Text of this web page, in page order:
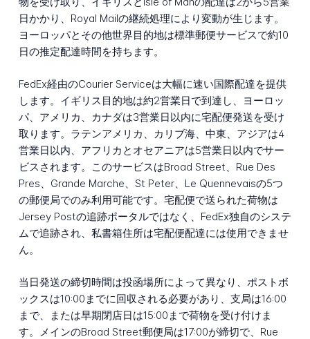
日かかり、Royal Mailの継続処理により変動が生じます。
ヨーロッパとその他世界目的地は標準郵便サービスで約10
日の推定配達時間を持ちます。
FedEx経由のCourier Serviceは大幅に速い国際配達を提供
します。イギリス目的地は約2営業日で到達し、ヨーロッ
パ、アメリカ、カナダは3営業日以内に宅配便発送を受け
取ります。ラテンアメリカ、カリブ海、中東、アジアは4
営業日以内、アフリカとオセアニアは5営業日以内でサー
ビスされます。このサービスはBroad Street、Rue Des
Pres、Grande Marche、St Peter、Le Quennevaisの5つ
の郵便局でのみ利用可能です。宅配便で送られた荷物は
Jersey Postの追跡ポータルではなく、FedEx独自のシステ
ムで追跡され、私書箱住所は宅配便配達には使用できませ
ん。
当日発送の締切時間は投函場所によって異なり、ポストボ
ックスは10:00までに回収される必要があり、支局は16:00
まで、または早期閉店日は15:00まで荷物を受け付けま
す。メインのBroad Street郵便局は17:00が締切で、Rue